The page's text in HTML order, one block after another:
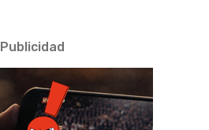
Publicidad